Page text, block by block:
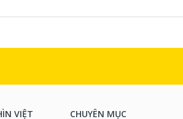
VIỆT CHUYÊN MỤC